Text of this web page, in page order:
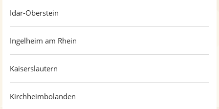
Idar-Oberstein
Ingelheim am Rhein
Kaiserslautern
Kirchheimbolanden